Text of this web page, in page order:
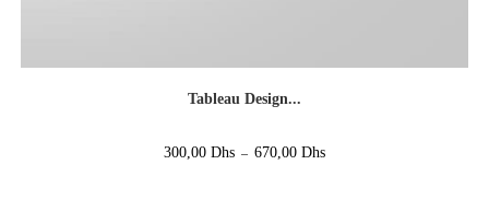
Tableau Design...
300,00 Dhs – 670,00 Dhs